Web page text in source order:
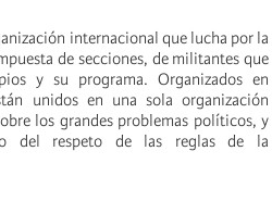
internacional que lucha por la
de secciones, de militantes que
y su programa. Organizados en
unidos en una sola organización
los grandes problemas políticos, y
del respeto de las reglas de la